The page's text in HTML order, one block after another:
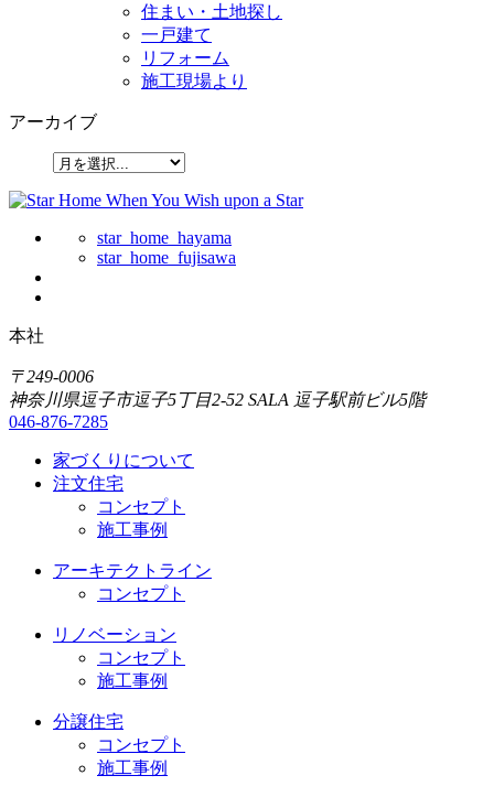
住まい・土地探し
一戸建て
リフォーム
施工現場より
アーカイブ
star_home_hayama
star_home_fujisawa
本社
〒249-0006
神奈川県逗子市逗子5丁目2-52 SALA 逗子駅前ビル5階
046-876-7285
家づくりについて
注文住宅
コンセプト
施工事例
アーキテクトライン
コンセプト
リノベーション
コンセプト
施工事例
分譲住宅
コンセプト
施工事例